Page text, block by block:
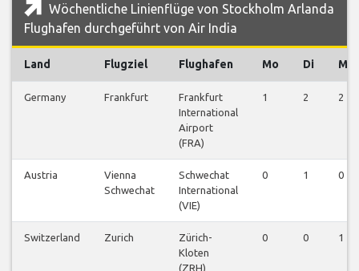
Wöchentliche Linienflüge von Stockholm Arlanda
Flughafen durchgeführt von Air India
Land Flugziel Flughafen Mo Di Mi
Germany Frankfurt
Frankfurt
International
Airport
(FRA)
1 2 2
Austria
Vienna
Schwechat
Schwechat
International
(VIE)
0 1 0
Switzerland Zurich
Zürich-
Kloten
(ZRH)
0 0 1